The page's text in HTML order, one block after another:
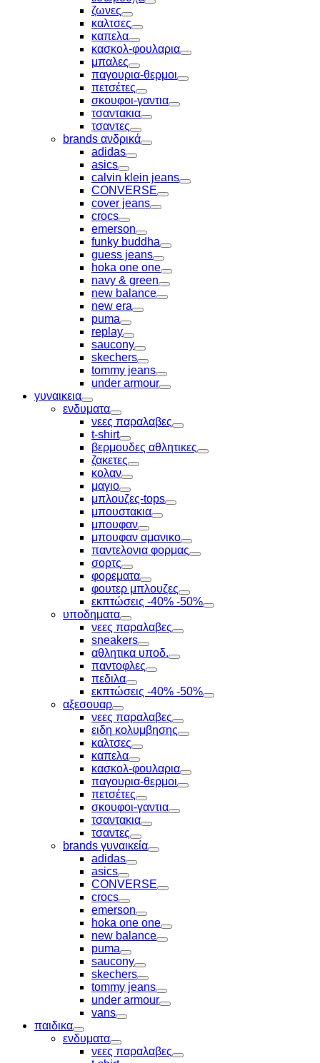
Toggle
ζωνες
Toggle
καλτσες
Toggle
καπελα
Toggle
κασκολ-φουλαρια
Toggle
μπαλες
Toggle
παγουρια-θερμοι
Toggle
πετσέτες
Toggle
σκουφοι-γαντια
Toggle
τσαντακια
Toggle
τσαντες
Toggle
brands ανδρικά
Toggle
adidas
Toggle
asics
Toggle
calvin klein jeans
Toggle
CONVERSE
Toggle
cover jeans
Toggle
crocs
Toggle
emerson
Toggle
funky buddha
Toggle
guess jeans
Toggle
hoka one one
Toggle
navy & green
Toggle
new balance
Toggle
new era
Toggle
puma
Toggle
replay
Toggle
saucony
Toggle
skechers
Toggle
tommy jeans
Toggle
under armour
Toggle
γυναικεια
Toggle
ενδυματα
Toggle
νεες παραλαβες
Toggle
t-shirt
Toggle
βερμουδες αθλητικες
Toggle
ζακετες
Toggle
κολαν
Toggle
μαγιο
Toggle
μπλουζες-tops
Toggle
μπουστακια
Toggle
μπουφαν
Toggle
μπουφαν αμανικο
Toggle
παντελονια φορμας
Toggle
σορτς
Toggle
φορεματα
Toggle
φουτερ μπλουζες
Toggle
εκπτώσεις -40% -50%
Toggle
υποδηματα
Toggle
νεες παραλαβες
Toggle
sneakers
Toggle
αθλητικα υποδ.
Toggle
παντοφλες
Toggle
πεδιλα
Toggle
εκπτώσεις -40% -50%
Toggle
αξεσουαρ
Toggle
νεες παραλαβες
Toggle
ειδη κολυμβησης
Toggle
καλτσες
Toggle
καπελα
Toggle
κασκολ-φουλαρια
Toggle
παγουρια-θερμοι
Toggle
πετσέτες
Toggle
σκουφοι-γαντια
Toggle
τσαντακια
Toggle
τσαντες
Toggle
brands γυναικεία
Toggle
adidas
Toggle
asics
Toggle
CONVERSE
Toggle
crocs
Toggle
emerson
Toggle
hoka one one
Toggle
new balance
Toggle
puma
Toggle
saucony
Toggle
skechers
Toggle
tommy jeans
Toggle
under armour
Toggle
vans
Toggle
παιδικα
Toggle
ενδυματα
Toggle
νεες παραλαβες
Toggle